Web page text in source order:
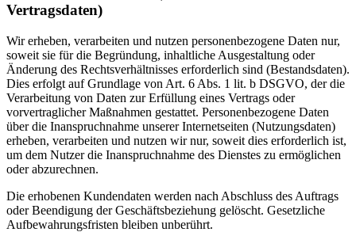
Vertragsdaten)
Wir erheben, verarbeiten und nutzen personenbezogene Daten nur,
soweit sie für die Begründung, inhaltliche Ausgestaltung oder
Änderung des Rechtsverhältnisses erforderlich sind (Bestandsdaten).
Dies erfolgt auf Grundlage von Art. 6 Abs. 1 lit. b DSGVO, der die
Verarbeitung von Daten zur Erfüllung eines Vertrags oder
vorvertraglicher Maßnahmen gestattet. Personenbezogene Daten
über die Inanspruchnahme unserer Internetseiten (Nutzungsdaten)
erheben, verarbeiten und nutzen wir nur, soweit dies erforderlich ist,
um dem Nutzer die Inanspruchnahme des Dienstes zu ermöglichen
oder abzurechnen.
Die erhobenen Kundendaten werden nach Abschluss des Auftrags
oder Beendigung der Geschäftsbeziehung gelöscht. Gesetzliche
Aufbewahrungsfristen bleiben unberührt.